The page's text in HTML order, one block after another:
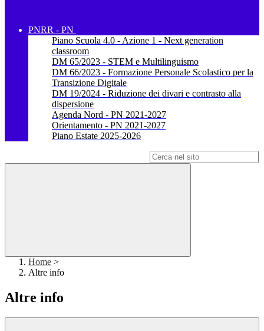
PNRR - PN
Piano Scuola 4.0 - Azione 1 - Next generation
classroom
DM 65/2023 - STEM e Multilinguismo
DM 66/2023 - Formazione Personale Scolastico per la
Transizione Digitale
DM 19/2024 - Riduzione dei divari e contrasto alla
dispersione
Agenda Nord - PN 2021-2027
Orientamento - PN 2021-2027
Piano Estate 2025-2026
Home >
Altre info
Altre info